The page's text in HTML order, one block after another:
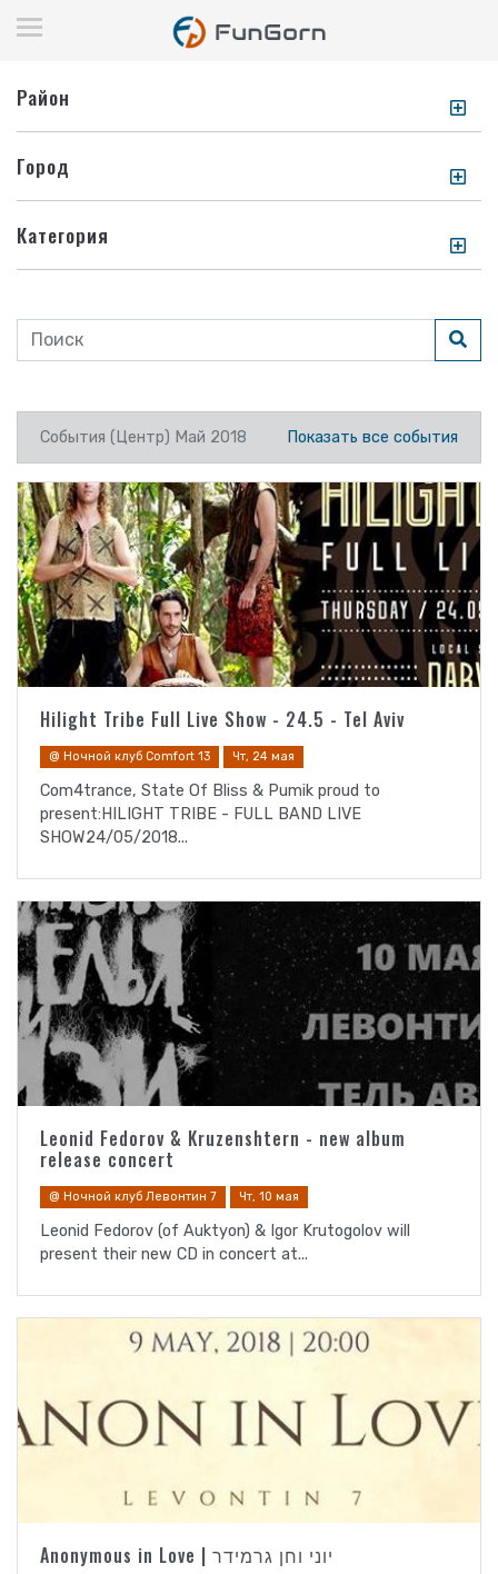
Район
Город
Категория
События (Центр) Май 2018 Показать все события
Hilight Tribe Full Live Show - 24.5 - Tel Aviv
@ Ночной клуб Comfort 13 Чт, 24 мая
Com4trance, State Of Bliss & Pumik proud to
present:HILIGHT TRIBE - FULL BAND LIVE
SHOW24/05/2018...
Leonid Fedorov & Kruzenshtern - new album
release concert
@ Ночной клуб Левонтин 7 Чт, 10 мая
Leonid Fedorov (of Auktyon) & Igor Krutogolov will
present their new CD in concert at...
Anonymous in Love | יוני וחן גרמידר